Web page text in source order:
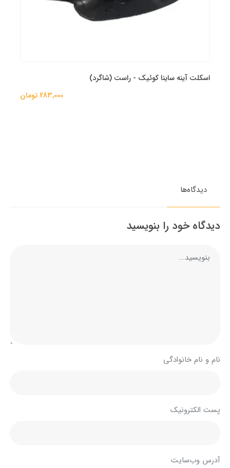
اسکلت آینه ساینا کوئیک - راست (شاگرد)
283,000 تومان
دیدگاه‌ها
دیدگاه خود را بنویسید
نام و نام خانوادگی
پست الکترونیک
آدرس وب‌سایت